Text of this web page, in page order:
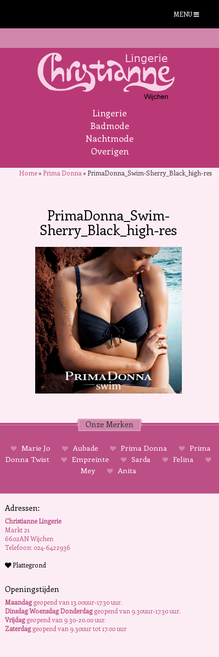
MENU
Lingerie
Badmode
Nachtmode
Overigen
Home»Prima Donna »PrimaDonna_Swim-Sherry_Black_high-res
PrimaDonna_Swim-
Sherry_Black_high-res
Onze Merken
Marie Jo Aubade Prima Donna
Prima
Donna Twist
Empreinte Sarda
Felina
Mey
Anita
Adressen:
Christianne Lingerie
Markt 21
6602AN Wijchen
Telefoon: 024-6422936
Plattegrond
Openingstijden
Maandaggeopend van 13.00uur-17.30 uur.
Dinsdag Woensdag Donderdaggeopend van 9.30uur-17.30 uur.
Vrijdaggeopend van 9.30-20.00 uur.
Zaterdaggeopend van 9.30uur tot 17.00 uur